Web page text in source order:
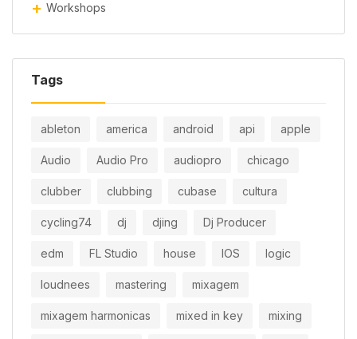
Workshops
Tags
ableton america android api apple
Audio Audio Pro audiopro chicago
clubber clubbing cubase cultura
cycling74 dj djing Dj Producer
edm FL Studio house IOS logic
loudnees mastering mixagem
mixagem harmonicas mixed in key mixing